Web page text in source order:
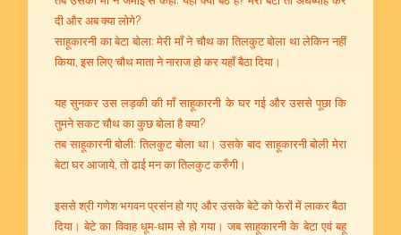
दी और अब क्या लोगे?
साहूकारनी का बेटा बोला: मेरी माँ ने चौथ का तिलकुट बोला था लेकिन नहीं
किया, इस लिए चौथ माता ने नाराज हो कर यहाँ बैठा दिया।
यह सुनकर उस लड़की की माँ साहूकारनी के घर गई और उससे पूछा कि
तुमने सकट चौथ का कुछ बोला है क्या?
तब साहूकारनी बोली: तिलकुट बोला था। उसके बाद साहूकारनी बोली मेरा
बेटा घर आजाये, तो ढाई मन का तिलकुट करुँगी।
इससे श्री गणेश भगवन प्रसंन हो गए और उसके बेटे को फेरों में लाकर बैठा
दिया। बेटे का विवाह धूम-धाम से हो गया। जब साहूकारनी के बेटा एवं बहू